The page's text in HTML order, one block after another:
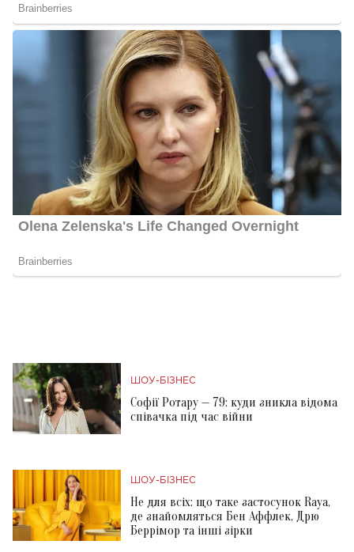
ШОУ-БІЗНЕС
Софії Ротару — 79: куди зникла відома
співачка під час війни
ШОУ-БІЗНЕС
Не для всіх: що таке застосунок Raya,
де знайомляться Бен Аффлек, Дрю
Беррімор та інші зірки